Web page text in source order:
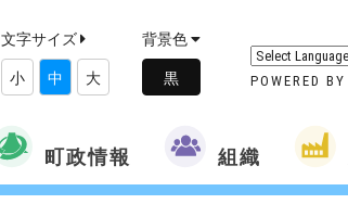
文字サイズ
小 中 大
背景色
POWERED BY
町政情報 組織